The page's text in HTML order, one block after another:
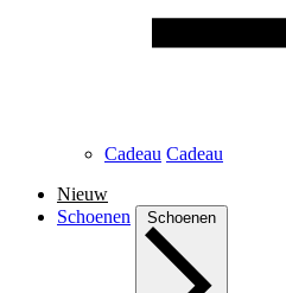
Cadeau Cadeau
Nieuw
Schoenen
Schoenen